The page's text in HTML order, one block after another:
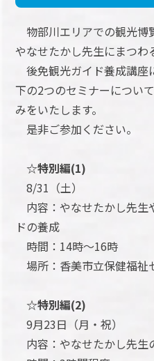
物部川エリアでの観光博
やなせたかし先生にまつわ
後免観光ガイド養成講座
下の2つのセミナーについ
みをいたします。
是非ご参加ください。
☆特別編(1)
8/31（土）
内容：やなせたかし先生
ドの養成
時間：14時～16時
場所：香美市立保健福祉
☆特別編(2)
9月23日（月・祝）
内容：やなせたかし先生